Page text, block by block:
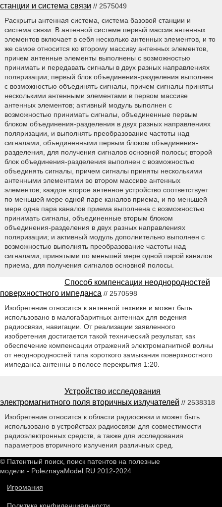
станции и система связи // 2575049
Раскрыты антенная система, система базовой станции и
система связи. В антенной системе первый массив антенных
элементов включает в себя несколько антенных элементов, и то
же самое относится ко второму массиву антенных элементов,
причем антенные элементы выполнены с возможностью
принимать и передавать сигналы в двух разных направлениях
поляризации; первый блок объединения-разделения выполнен
с возможностью объединять сигналы, причем сигналы приняты
несколькими антенными элементами в первом массиве
антенных элементов; активный модуль выполнен с
возможностью принимать сигналы, объединенные первым
блоком объединения-разделения в двух разных направлениях
поляризации, и выполнять преобразование частоты над
сигналами, объединенными первым блоком объединения-
разделения, для получения сигналов основной полосы; второй
блок объединения-разделения выполнен с возможностью
объединять сигналы, причем сигналы приняты несколькими
антенными элементами во втором массиве антенных
элементов; каждое второе антенное устройство соответствует
по меньшей мере одной паре каналов приема, и по меньшей
мере одна пара каналов приема выполнена с возможностью
принимать сигналы, объединенные вторым блоком
объединения-разделения в двух разных направлениях
поляризации; и активный модуль дополнительно выполнен с
возможностью выполнять преобразование частоты над
сигналами, принятыми по меньшей мере одной парой каналов
приема, для получения сигналов основной полосы.
Способ компенсации неоднородностей
поверхностного импеданса // 2570598
Изобретение относится к антенной технике и может быть
использовано в малогабаритных антеннах для ведения
радиосвязи, навигации. От реализации заявленного
изобретения достигается такой технический результат, как
обеспечение компенсации отражений электромагнитной волны
от неоднородностей типа короткого замыкания поверхностного
импеданса антенны в полосе перекрытия 1:20.
Устройство исследования
электромагнитного поля вторичных излучателей // 2538318
Изобретение относится к области радиосвязи и может быть
использовано в устройствах радиосвязи для совместимости
радиоэлектронных средств, а также для исследования
параметров вторичного излучения различных сред.
© Патентный поиск, поиск патентов на полезные
модели - PoleznayaModel.RU 2012-2024
Игромания